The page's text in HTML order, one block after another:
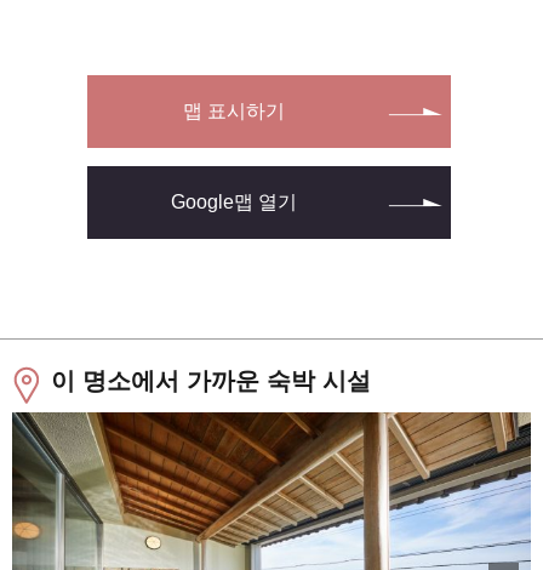
맵 표시하기
Google맵 열기
이 명소에서 가까운 숙박 시설